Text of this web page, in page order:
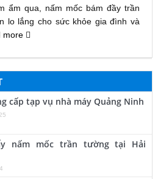
ẩm qua, nấm mốc bám đầy trần
lo lắng cho sức khỏe gia đình và
more
cấp tạp vụ nhà máy Quảng Ninh
nấm mốc trần tường tại Hải